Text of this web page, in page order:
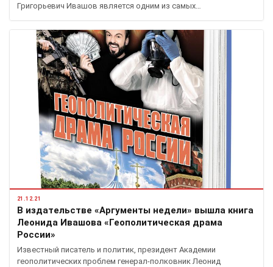
Григорьевич Ивашов является одним из самых…
21.12.21
В издательстве «Аргументы недели» вышла книга
Леонида Ивашова «Геополитическая драма
России»
Известный писатель и политик, президент Академии
геополитических проблем генерал-полковник Леонид